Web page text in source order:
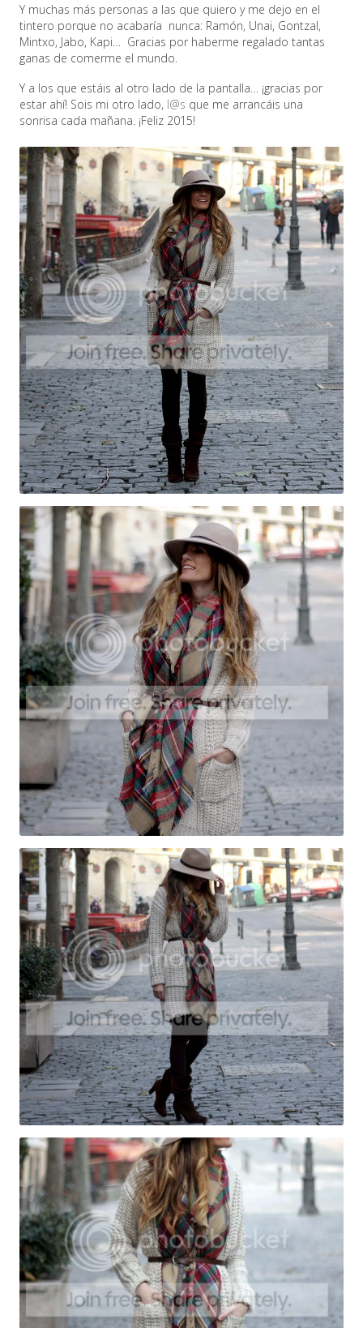
Y muchas más personas a las que quiero y me dejo en el
tintero porque no acabaría nunca: Ramón, Unai, Gontzal,
Mintxo, Jabo, Kapi… Gracias por haberme regalado tantas
ganas de comerme el mundo.
Y a los que estáis al otro lado de la pantalla… ¡gracias por
estar ahí! Sois mi otro lado, l@s que me arrancáis una
sonrisa cada mañana. ¡Feliz 2015!